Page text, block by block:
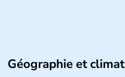
Géographie et climat